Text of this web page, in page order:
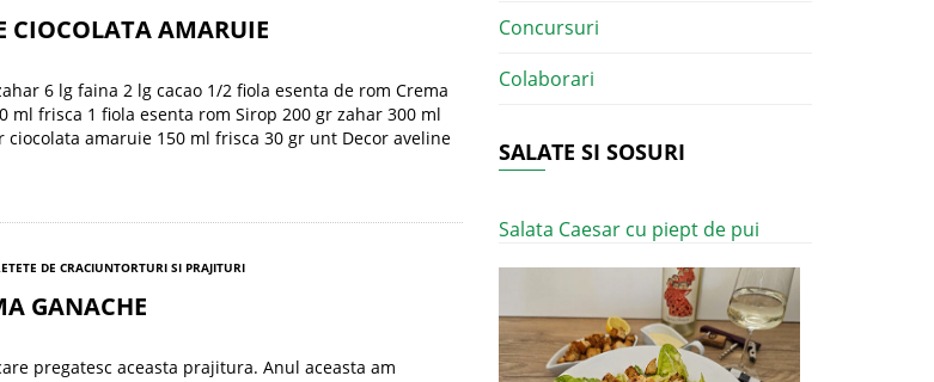
CIOCOLATA AMARUIE
6 lg faina 2 lg cacao 1/2 fiola esenta de rom Crema
ml frisca 1 fiola esenta rom Sirop 200 gr zahar 300 ml
ciocolata amaruie 150 ml frisca 30 gr unt Decor aveline
DE CRACIUNTORTURI SI PRAJITURI
GANACHE
pregatesc aceasta prajitura. Anul aceasta am
Concursuri
Colaborari
SALATE SI SOSURI
Salata Caesar cu piept de pui